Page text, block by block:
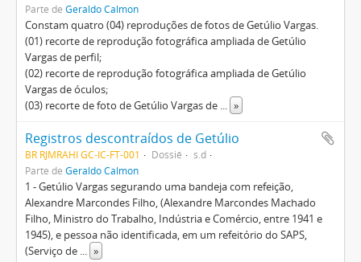
Parte de Geraldo Calmon
Constam quatro (04) reproduções de fotos de Getúlio Vargas.
(01) recorte de reprodução fotográfica ampliada de Getúlio
Vargas de perfil;
(02) recorte de reprodução fotográfica ampliada de Getúlio
Vargas de óculos;
(03) recorte de foto de Getúlio Vargas de ... »
Registros descontraídos de Getúlio
BR RJMRAHI GC-IC-FT-001 Dossiê
s.d
Parte de Geraldo Calmon
1 - Getúlio Vargas segurando uma bandeja com refeição,
Alexandre Marcondes Filho, (Alexandre Marcondes Machado
Filho, Ministro do Trabalho, Indústria e Comércio, entre 1941 e
1945), e pessoa não identificada, em um refeitório do SAPS,
(Serviço de ... »